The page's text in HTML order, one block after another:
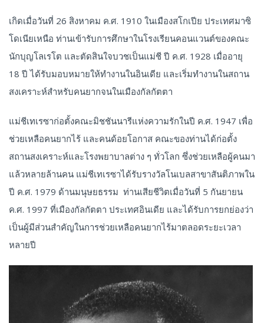
เกิดเมื่อวันที่ 26 สิงหาคม ค.ศ. 1910 ในเมืองสโกเปีย ประเทศมาซิ
โดเนียเหนือ ท่านเข้ารับการศึกษาในโรงเรียนคอนแวนต์ของคณะ
นักบุญโลเรโต และตัดสินใจบวชเป็นแม่ชี ปี ค.ศ. 1928 เมื่ออายุ
18 ปี ได้รับมอบหมายให้ทำงานในอินเดีย และเริ่มทำงานในสถาน
สงเคราะห์สำหรับคนยากจนในเมืองกัลกัตตา
แม่ชีเทเรซาก่อตั้งคณะมิชชันนารีแห่งความรักในปี ค.ศ. 1947 เพื่อ
ช่วยเหลือคนยากไร้ และคนด้อยโอกาส คณะของท่านได้ก่อตั้ง
สถานสงเคราะห์และโรงพยาบาลต่าง ๆ ทั่วโลก ซึ่งช่วยเหลือผู้คนมา
แล้วหลายล้านคน แม่ชีเทเรซาได้รับรางวัลโนเบลสาขาสันติภาพใน
ปี ค.ศ. 1979 ด้านมนุษยธรรม ท่านเสียชีวิตเมื่อวันที่ 5 กันยายน
ค.ศ. 1997 ที่เมืองกัลกัตตา ประเทศอินเดีย และได้รับการยกย่องว่า
เป็นผู้มีส่วนสำคัญในการช่วยเหลือคนยากไร้มาตลอดระยะเวลา
หลายปี